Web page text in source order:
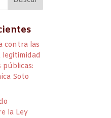
contra las
Soto
la Ley